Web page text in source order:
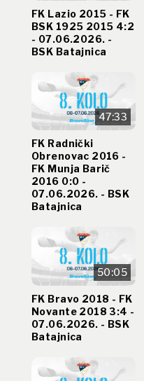
FK Lazio 2015 - FK
BSK 1925 2015 4:2
- 07.06.2026. -
BSK Batajnica
47:33
FK Radnički
Obrenovac 2016 -
FK Munja Barič
2016 0:0 -
07.06.2026. - BSK
Batajnica
50:05
FK Bravo 2018 - FK
Novante 2018 3:4 -
07.06.2026. - BSK
Batajnica